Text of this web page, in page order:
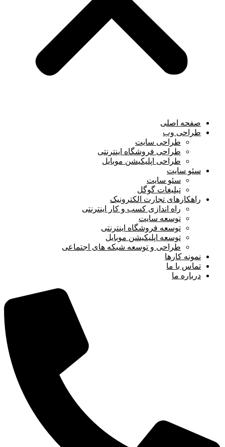
صفحه اصلی
طراحی وب
طراحی سایت
طراحی فروشگاه اینترنتی
طراحی اپلیکیشن موبایل
سئو سایت
سئو سایت
تبلیغات گوگل
راهکارهای تجارت الکترونیک
راه اندازی کسب و کار اینترنتی
توسعه سایت
توسعه فروشگاه اینترنتی
توسعه اپلیکیشن موبایل
طراحی و توسعه شبکه های اجتماعی
نمونه کارها
تماس با ما
درباره ما